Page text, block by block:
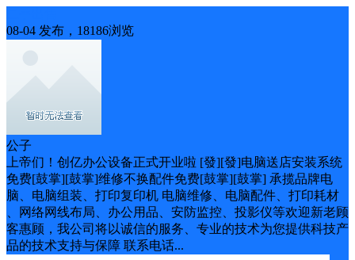
08-04 发布，18186浏览
公子
上帝们！创亿办公设备正式开业啦 [發][發]电脑送店安装系统
免费[鼓掌][鼓掌]维修不换配件免费[鼓掌][鼓掌] 承揽品牌电
脑、电脑组装、打印复印机 电脑维修、电脑配件、打印耗材
、网络网线布局、办公用品、安防监控、投影仪等欢迎新老顾
客惠顾，我公司将以诚信的服务、专业的技术为您提供科技产
品的技术支持与保障 联系电话...